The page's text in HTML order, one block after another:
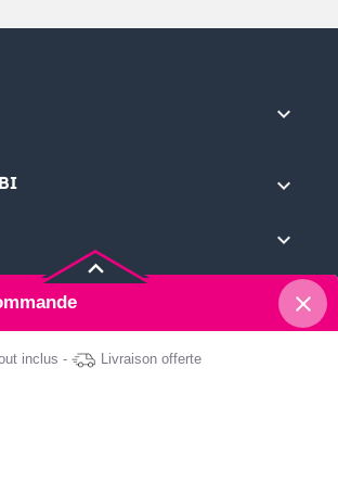
keyboard_arrow_up
close
inclus - Livraison offerte
keyboard_arrow_down

